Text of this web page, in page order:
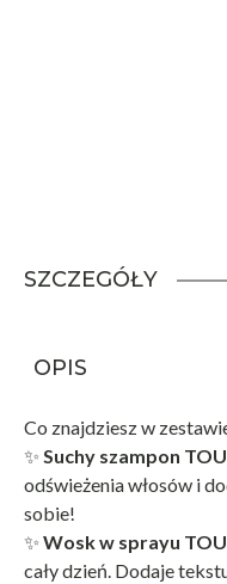
SZCZEGÓŁY
OPIS
Co znajdziesz w
✨ Suchy szampon
odświeżenia włosów i
sobie!
✨ Wosk w sprayu
cały dzień. Dodaje